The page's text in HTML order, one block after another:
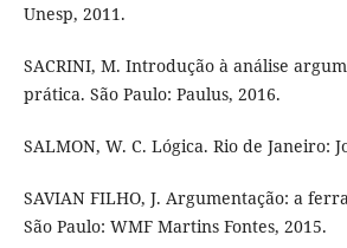
Unesp, 2011.
SACRINI, M. Introdução à análise
prática. São Paulo: Paulus, 2016.
SALMON, W. C. Lógica. Rio de Janeiro:
SAVIAN FILHO, J. Argumentação: a
São Paulo: WMF Martins Fontes, 2015.